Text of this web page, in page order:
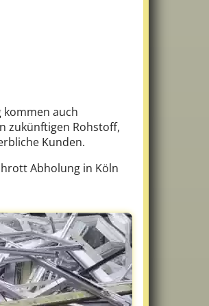
auch
zukünftigen Rohstoff,
Kunden.
Abholung in Köln